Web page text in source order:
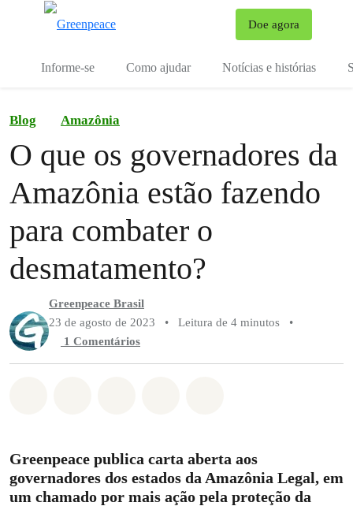
Doe agora
Informe-se Como ajudar Notícias e histórias
Blog Amazônia
O que os governadores da
Amazônia estão fazendo
para combater o
desmatamento?
Greenpeace Brasil
23 de agosto de 2023
• Leitura de 4 minutos
•
1 Comentários
Greenpeace publica carta aberta aos
governadores dos estados da Amazônia Legal, em
um chamado por mais ação pela proteção da